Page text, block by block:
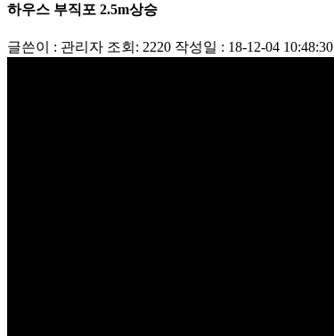
하우스 부직포 2.5m상승
글쓴이 : 관리자 조회: 2220 작성일 : 18-12-04 10:48:30